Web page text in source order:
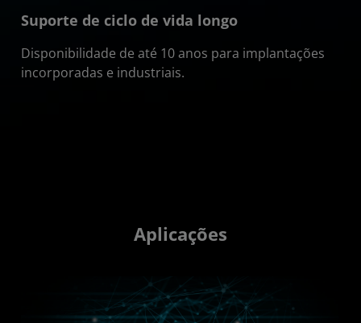
Suporte de ciclo de vida longo
Disponibilidade de até 10 anos para implantações
incorporadas e industriais.
Aplicações